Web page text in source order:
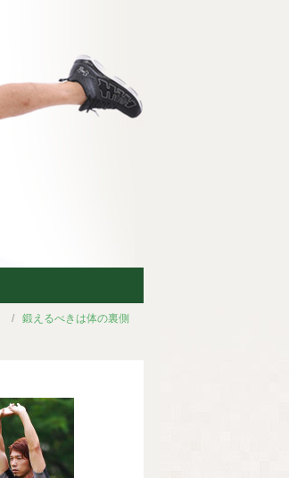
鍛えるべきは体の裏側